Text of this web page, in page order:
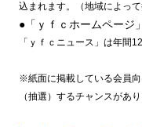
込まれます。（地域によっ
●「ｙｆｃホームページ」
「ｙｆｃニュース」は年
※紙面に掲載している会員
（抽選）するチャンスがあり